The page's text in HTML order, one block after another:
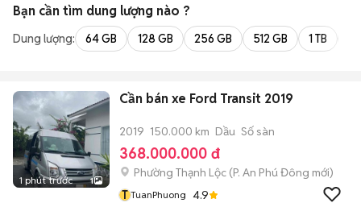
Bạn cần tìm dung lượng nào ?
Dung lượng: 64 GB 128 GB 256 GB 512 GB 1 TB
1 phút trước 1
Cần bán xe Ford Transit 2019
2019 150.000 km Dầu Số sàn
368.000.000 đ
Phường Thạnh Lộc (P. An Phú Đông mới)
T TuanPhuong 4.9